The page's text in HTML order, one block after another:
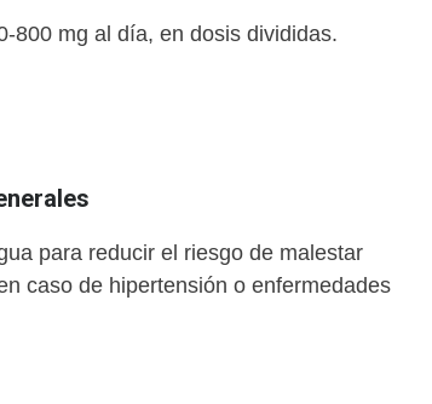
800 mg al día, en dosis divididas.
para reducir el riesgo de malestar
caso de hipertensión o enfermedades